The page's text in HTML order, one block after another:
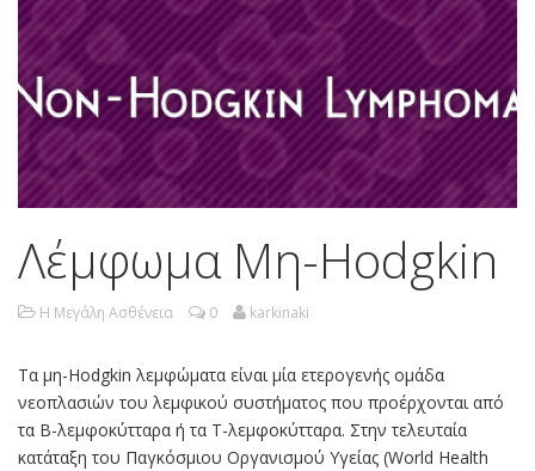
Λέμφωμα Μη-Hodgkin
Η Μεγάλη Ασθένεια 0 karkinaki
Τα μη-Hodgkin λεμφώματα είναι μία ετερογενής ομάδα
νεοπλασιών του λεμφικού συστήματος που προέρχονται από
τα Β-λεμφοκύτταρα ή τα Τ-λεμφοκύτταρα. Στην τελευταία
κατάταξη του Παγκόσμιου Οργανισμού Υγείας (World Health